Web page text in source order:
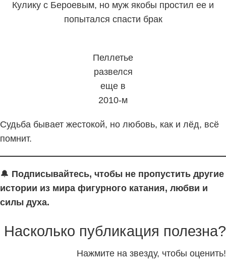
Кулику с Бероевым, но муж якобы простил ее и
попытался спасти брак
Пеллетье
развелся
еще в
2010-м
Судьба бывает жестокой, но любовь, как и лёд, всё
помнит.
🔔 Подписывайтесь, чтобы не пропустить другие
истории из мира фигурного катания, любви и
силы духа.
Насколько публикация полезна?
Нажмите на звезду, чтобы оценить!